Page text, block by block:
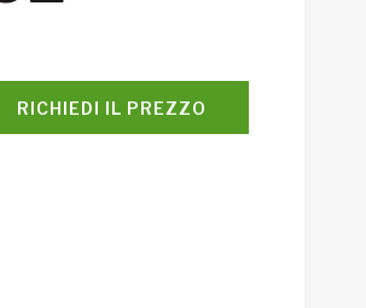
RICHIEDI IL PREZZO